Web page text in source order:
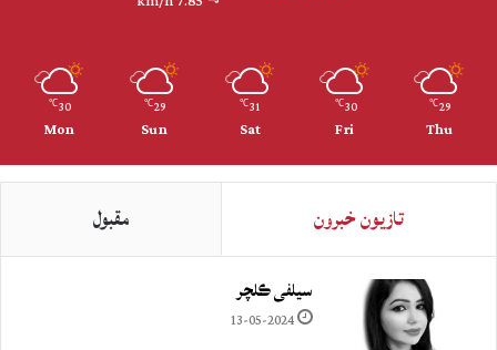
29
℃
Thu
30
℃
Fri
31
℃
Sat
29
℃
Sun
30
℃
Mon
تازيون خبرون مقبول
سيلفي ڪلچر
13-05-2024